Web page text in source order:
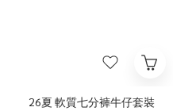
26夏 軟質七分褲牛仔套裝